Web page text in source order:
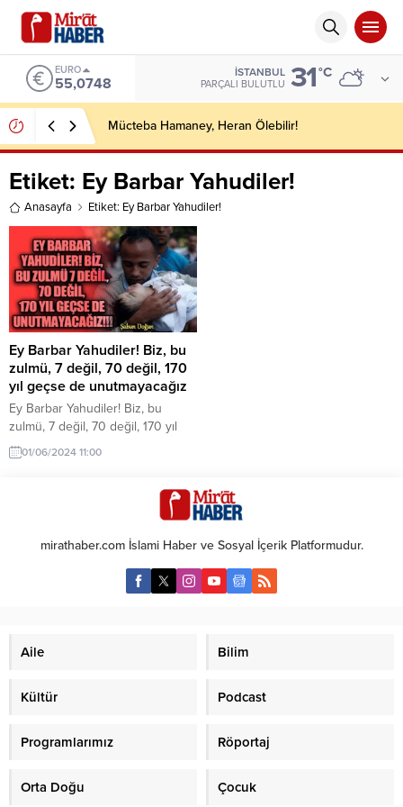
EURO
55,0748
İSTANBUL
PARÇALI BULUTLU 31°C
Mücteba Hamaney, Heran Ölebilir!
Etiket: Ey Barbar Yahudiler!
Anasayfa Etiket: Ey Barbar Yahudiler!
Ey Barbar Yahudiler! Biz, bu
zulmü, 7 değil, 70 değil, 170
yıl geçse de unutmayacağız
Ey Barbar Yahudiler! Biz, bu
zulmü, 7 değil, 70 değil, 170 yıl
geçse de unutmayacağız Şu
görüntüleri gözyaşları içinde
yetmez! Gözyaşı bir yere kadar…
Bu gözyaşları bizi, zalim İsrail’e
karşı harekete geçiremiyorsa
eğer, vallahi yetmez billahi
yetmez bu gözyaşları…
Müslümanlar için büyük bir
01/06/2024 11:00
mirathaber.com İslami Haber ve Sosyal İçerik Platformudur.
Aile Bilim
Kültür Podcast
Programlarımız Röportaj
Orta Doğu Çocuk